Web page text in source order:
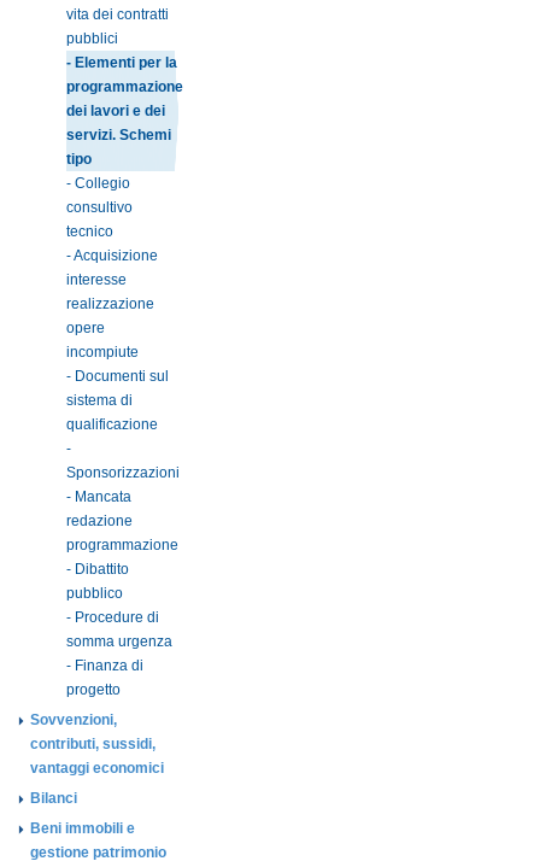
vita dei contratti
pubblici
- Elementi per la
programmazione
dei lavori e dei
servizi. Schemi
tipo
- Collegio
consultivo
tecnico
- Acquisizione
interesse
realizzazione
opere
incompiute
- Documenti sul
sistema di
qualificazione
-
Sponsorizzazioni
- Mancata
redazione
programmazione
- Dibattito
pubblico
- Procedure di
somma urgenza
- Finanza di
progetto
Sovvenzioni,
contributi, sussidi,
vantaggi economici
Bilanci
Beni immobili e
gestione patrimonio